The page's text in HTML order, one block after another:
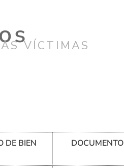
VÍCTIMAS
DE BIEN DOCUMENTO